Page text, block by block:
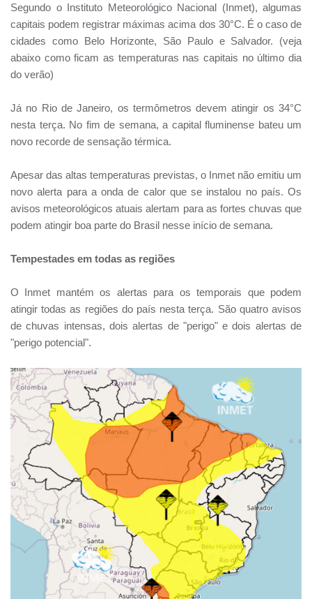
Segundo o Instituto Meteorológico Nacional (Inmet), algumas
capitais podem registrar máximas acima dos 30°C. É o caso de
cidades como Belo Horizonte, São Paulo e Salvador. (veja
abaixo como ficam as temperaturas nas capitais no último dia
do verão)
Já no Rio de Janeiro, os termômetros devem atingir os 34°C
nesta terça. No fim de semana, a capital fluminense bateu um
novo recorde de sensação térmica.
Apesar das altas temperaturas previstas, o Inmet não emitiu um
novo alerta para a onda de calor que se instalou no país. Os
avisos meteorológicos atuais alertam para as fortes chuvas que
podem atingir boa parte do Brasil nesse início de semana.
Tempestades em todas as regiões
O Inmet mantém os alertas para os temporais que podem
atingir todas as regiões do país nesta terça. São quatro avisos
de chuvas intensas, dois alertas de "perigo" e dois alertas de
"perigo potencial".